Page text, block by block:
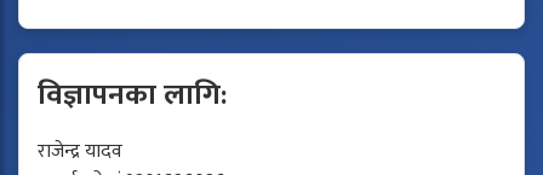
विज्ञापनका लागि:
राजेन्द्र यादव